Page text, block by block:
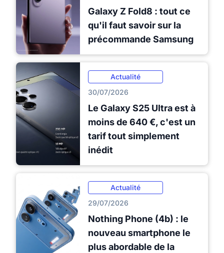
Galaxy Z Fold8 : tout ce
qu'il faut savoir sur la
précommande Samsung
Actualité
30/07/2026
Le Galaxy S25 Ultra est à
moins de 640 €, c'est un
tarif tout simplement
inédit
Actualité
29/07/2026
Nothing Phone (4b) : le
nouveau smartphone le
plus abordable de la